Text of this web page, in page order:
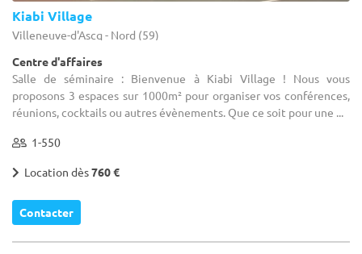
Kiabi Village
Villeneuve-d'Ascq - Nord (59)
Centre d'affaires
Salle de séminaire : Bienvenue à Kiabi Village ! Nous vous
proposons 3 espaces sur 1000m² pour organiser vos conférences,
réunions, cocktails ou autres évènements. Que ce soit pour une ...
1-550
Location dès760 €
Contacter